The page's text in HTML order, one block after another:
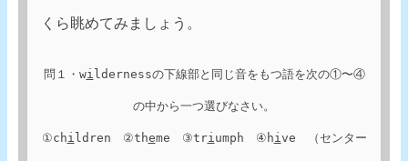
くら眺めてみましょう。
問１・wi ldernessの下線部と同じ音をもつ語を次の①〜④
の中から一つ選びなさい。
①chi ldren　②theme　③triumph　④hive　（センター